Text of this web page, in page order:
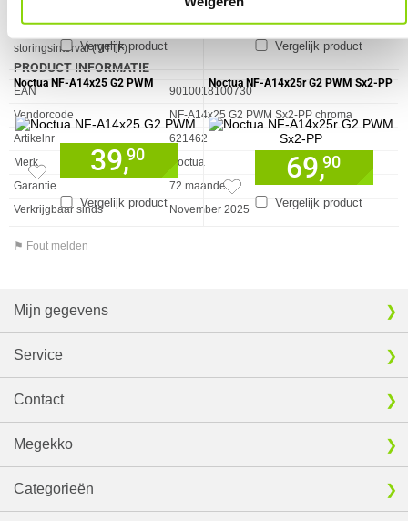
Ventilator gemiddelde
storingsinterval (MTTF)
150000 uur
PRODUCT INFORMATIE
EAN
9010018100730
Vendorcode
NF-A14x25 G2 PWM Sx2-PP chroma
Artikelnr
621462
Merk
Noctua
Garantie
72 maanden
Verkrijgbaar sinds
November 2025
⚑ Fout melden
Vergelijk product Vergelijk product
Noctua NF-A14x25 G2 PWM
Vergelijk product
39,90
Noctua NF-A14x25r G2 PWM Sx2-PP
Vergelijk product
69,90
Mijn gegevens
Service
Contact
Megekko
Categorieën